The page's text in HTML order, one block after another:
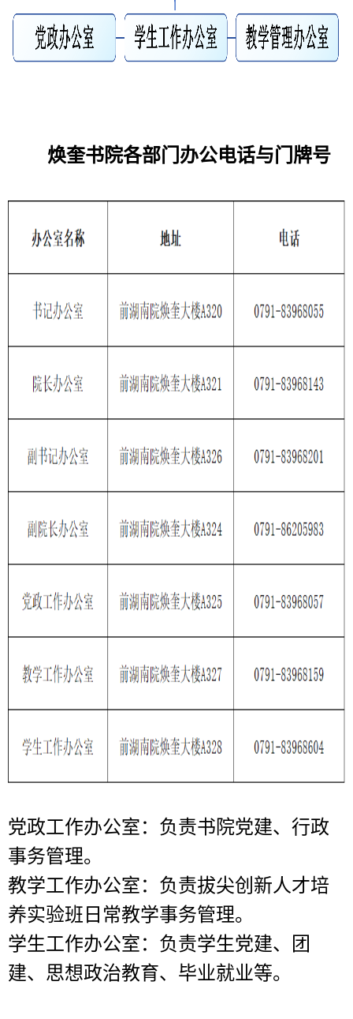
焕奎书院各部门办公电话与门牌号
党政工作办公室：负责书院党建、行政
事务管理。
教学工作办公室：负责拔尖创新人才培
养实验班日常教学事务管理。
学生工作办公室：负责学生党建、团
建、思想政治教育、毕业就业等。